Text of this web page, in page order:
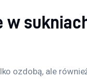
ozdobą, ale